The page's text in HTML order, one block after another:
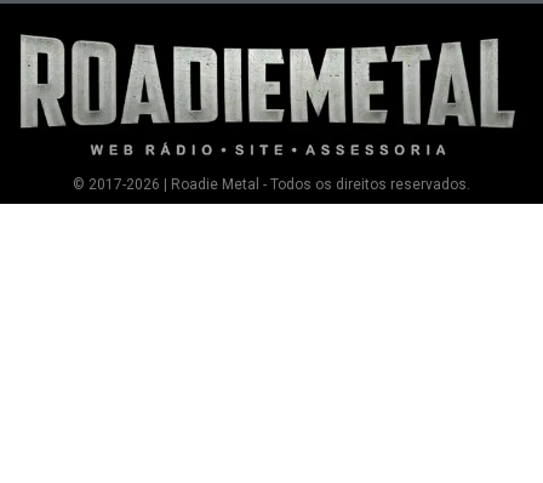
© 2017-2026 | Roadie Metal - Todos os direitos reservados.